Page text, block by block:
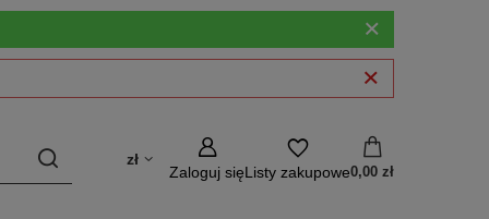
zł
Zaloguj sięListy zakupowe0,00 zł